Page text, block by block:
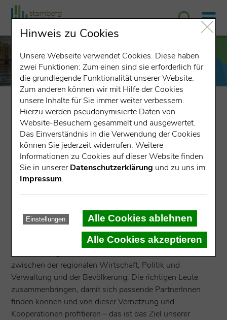
wirtschaft fördern Team der Wirtschaftsförderung
Team der Wirtschaftsförderung
Wer effizient und zielgerichtet unterstützen will, muss
stets über Bedarfe und Erwartungen der Wirtschaft
Daher ist ein intensiver Kontakt zur Unternehmerschaft
die Grundlage unserer Arbeit – ob in Einzelgesprächen,
bei Runden Tischen oder auf öffentlichen
zwischen der regionalen Wirtschaft, Politik und
Verwaltung und der Bevölkerung. Die richtigen Leute
zusammenbringen, damit sich passende PartnerInnen
finden können und von dieser Vernetzung und
Kooperationen profitieren – das ist das Ziel unserer
Hinweis zu Cookies
Unsere Webseite verwendet Cookies. Diese haben
zwei Funktionen: Zum einen sind sie erforderlich für
die grundlegende Funktionalität unserer Website.
Zum anderen können wir mit Hilfe der Cookies
unsere Inhalte für Sie immer weiter verbessern.
Hierzu werden pseudonymisierte Daten von
Website-Besuchern gesammelt und ausgewertet.
Das Einverständnis in die Verwendung der Cookies
können Sie jederzeit widerrufen. Weitere
Informationen zu Cookies auf dieser Website finden
Sie in unsererDatenschutzerklärung und zu uns im
Impressum.
Einstellungen
Alle Cookies ablehnen
Alle Cookies akzeptieren